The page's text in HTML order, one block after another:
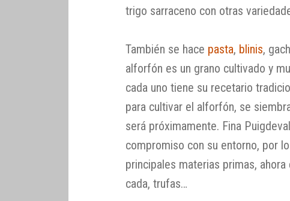
trigo sarraceno con otras
También se hace pasta, blinis,
alforfón es un grano cultivado y
cada uno tiene su recetario
para cultivar el alforfón, se
será próximamente. Fina
compromiso con su entorno, por
principales materias primas,
cada, trufas…